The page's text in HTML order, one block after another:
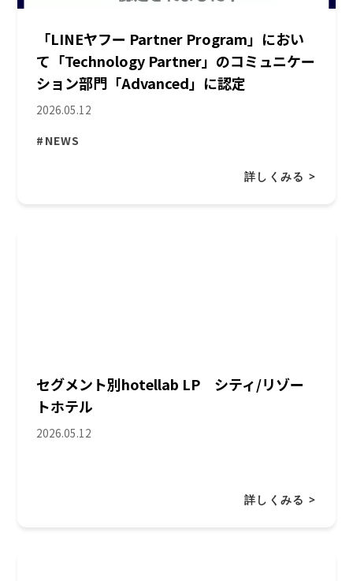
「LINEヤフー Partner Program」におい
て「Technology Partner」のコミュニケー
ション部門「Advanced」に認定
2026.05.12
#NEWS
詳しくみる >
セグメント別hotellab LP シティ/リゾー
トホテル
2026.05.12
詳しくみる >